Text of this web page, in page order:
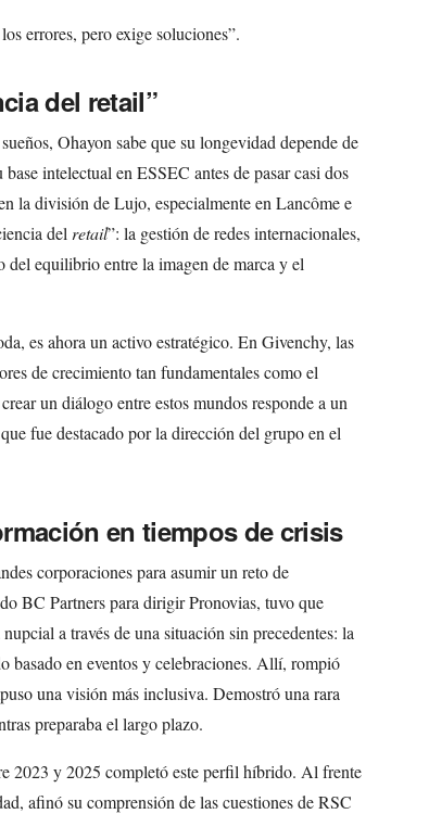
errores, pero exige soluciones”.
del retail”
Ohayon sabe que su longevidad depende de
intelectual en ESSEC antes de pasar casi dos
la división de Lujo, especialmente en Lancôme e
del retail”: la gestión de redes internacionales,
equilibrio entre la imagen de marca y el
es ahora un activo estratégico. En Givenchy, las
de crecimiento tan fundamentales como el
un diálogo entre estos mundos responde a un
fue destacado por la dirección del grupo en el
en tiempos de crisis
corporaciones para asumir un reto de
BC Partners para dirigir Pronovias, tuvo que
a través de una situación sin precedentes: la
basado en eventos y celebraciones. Allí, rompió
una visión más inclusiva. Demostró una rara
preparaba el largo plazo.
2023 y 2025 completó este perfil híbrido. Al frente
afinó su comprensión de las cuestiones de RSC